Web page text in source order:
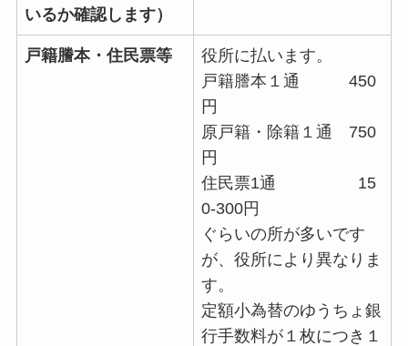
いるか確認します）
戸籍謄本・住民票等
役所に払います。
戸籍謄本１通 450
円
原戸籍・除籍１通 750
円
住民票1通 15
0-300円
ぐらいの所が多いです
が、役所により異なりま
す。
定額小為替のゆうちょ銀
行手数料が１枚につき１